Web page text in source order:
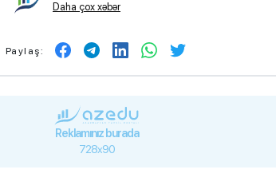
Daha çox xəbər
Paylaş:
Reklamınız burada
728x90